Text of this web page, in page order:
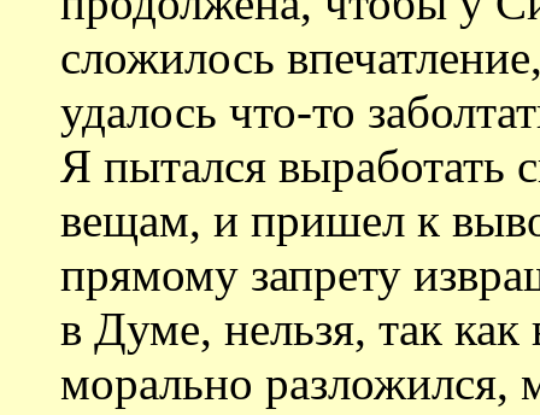
сложилось
удалось что-то
Я пытался выработать
вещам, и пришел к
прямому запрету
в Думе, нельзя, так как
морально разложился,